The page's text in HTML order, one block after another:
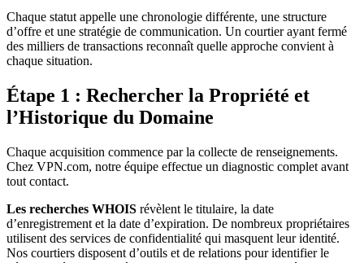
Chaque statut appelle une chronologie différente, une structure
d’offre et une stratégie de communication. Un courtier ayant fermé
des milliers de transactions reconnaît quelle approche convient à
chaque situation.
Étape 1 : Rechercher la Propriété et
l’Historique du Domaine
Chaque acquisition commence par la collecte de renseignements.
Chez VPN.com, notre équipe effectue un diagnostic complet avant
tout contact.
Les recherches WHOIS révèlent le titulaire, la date
d’enregistrement et la date d’expiration. De nombreux propriétaires
utilisent des services de confidentialité qui masquent leur identité.
Nos courtiers disposent d’outils et de relations pour identifier le